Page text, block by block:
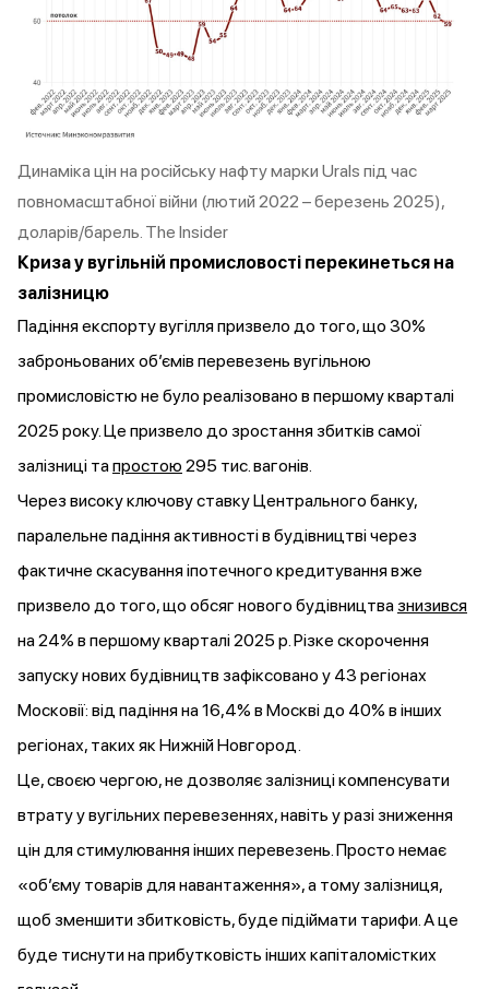
Динаміка цін на російську нафту марки Urals під час
повномасштабної війни (лютий 2022 – березень 2025),
доларів/барель . The Insider
Криза у вугільній промисловості перекинеться на
залізницю
Падіння експорту вугілля призвело до того, що 30%
заброньованих об’ємів перевезень вугільною
промисловістю не було реалізовано в першому кварталі
2025 року. Це призвело до зростання збитків самої
залізниці тапростою 295 тис. вагонів.
Через високу ключову ставку Центрального банку,
паралельне падіння активності в будівництві через
фактичне скасування іпотечного кредитування вже
призвело до того, що обсяг нового будівництва знизився
на 24% в першому кварталі 2025 р. Різке скорочення
запуску нових будівництв зафіксовано у 43 регіонах
Московії: від падіння на 16,4% в Москві до 40% в інших
регіонах, таких як Нижній Новгород.
Це, своєю чергою, не дозволяє залізниці компенсувати
втрату у вугільних перевезеннях, навіть у разі зниження
цін для стимулювання інших перевезень. Просто немає
«об’єму товарів для навантаження», а тому залізниця,
щоб зменшити збитковість, буде підіймати тарифи. А це
буде тиснути на прибутковість інших капіталомістких